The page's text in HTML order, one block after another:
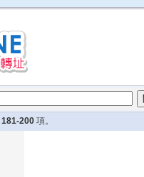
181-200 項。